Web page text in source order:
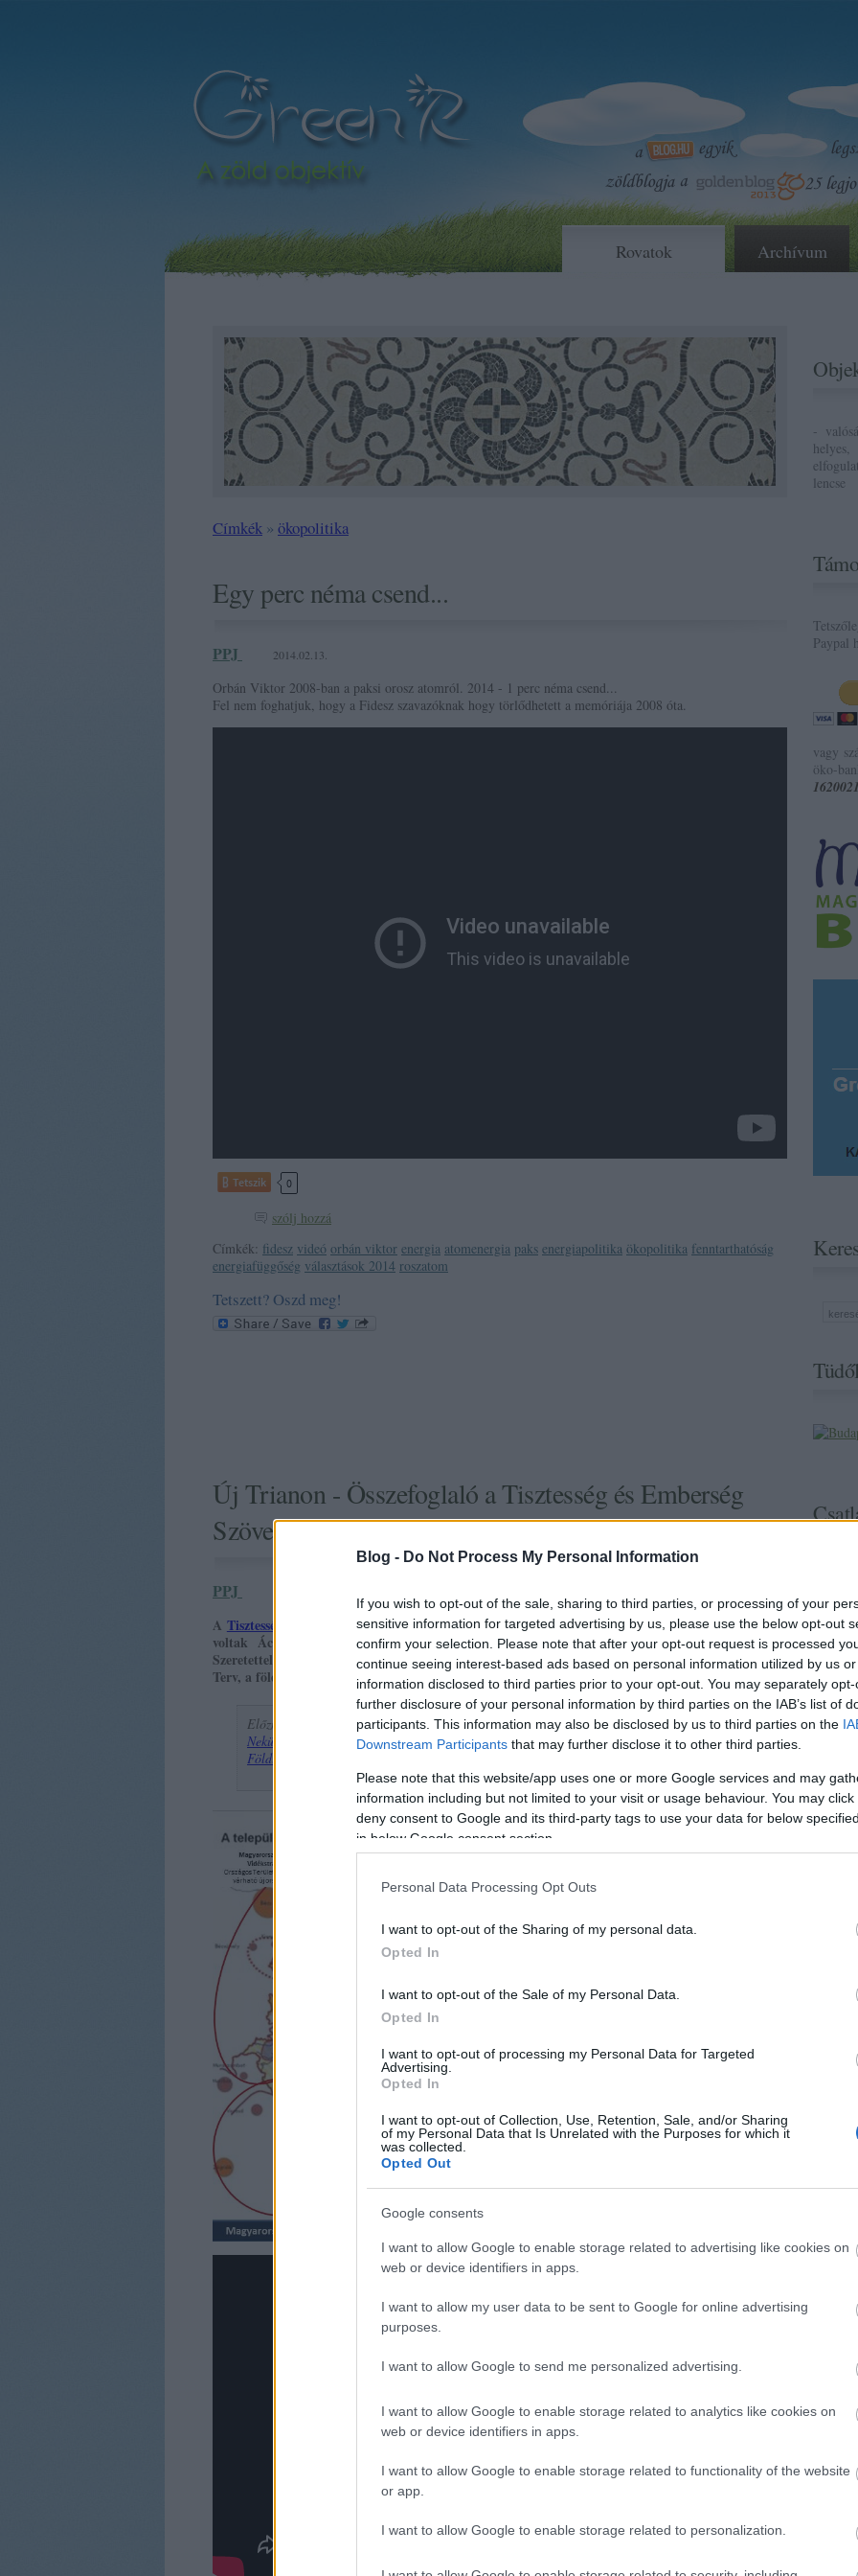
Blog - Do Not Process My Personal Information
If you wish to opt-out of the sale, sharing to third parties, or processing of your
sensitive information for targeted advertising by us, please use the below opt-out
confirm your selection. Please note that after your opt-out request is processed
continue seeing interest-based ads based on personal information utilized by us
information disclosed to third parties prior to your opt-out. You may separately
further disclosure of your personal information by third parties on the IAB’s list of
participants. This information may also be disclosed by us to third parties on the
Downstream Participants that may further disclose it to other third parties.
Please note that this website/app uses one or more Google services and may
information including but not limited to your visit or usage behaviour. You may
deny consent to Google and its third-party tags to use your data for below
in below Google consent section.
Personal Data Processing Opt Outs
I want to opt-out of the Sharing of my personal data.
Opted In
I want to opt-out of the Sale of my Personal Data.
Opted In
I want to opt-out of processing my Personal Data for Targeted
Advertising.
Opted In
I want to opt-out of Collection, Use, Retention, Sale, and/or Sharing
of my Personal Data that Is Unrelated with the Purposes for which it
was collected.
Opted Out
Google consents
I want to allow Google to enable storage related to advertising like cookies on
web or device identifiers in apps.
I want to allow my user data to be sent to Google for online advertising
purposes.
I want to allow Google to send me personalized advertising.
I want to allow Google to enable storage related to analytics like cookies on
web or device identifiers in apps.
I want to allow Google to enable storage related to functionality of the website
or app.
I want to allow Google to enable storage related to personalization.
Archívum
Rovatok
Címkék » ökopolitika
Egy perc néma csend...
PPJ 2014.02.13.
Orbán Viktor 2008-ban a paksi orosz atomról. 2014 - 1 perc néma csend...
Fel nem foghatjuk, hogy a Fidesz szavazóknak hogy törlődhetett a memóriája 2008 óta.
Tetszik 0
szólj hozzá
Címkék: fidesz videó orbán viktor energia atomenergia paks energiapolitika ökopolitika fenntarthatóság
energiafüggőség választások 2014 roszatom
Tetszett? Oszd meg!
Új Trianon - Összefoglaló a Tisztesség és Emberség
Szövetsége debreceni fórumáról
PPJ
A Tisztesség és Emberség Szövetségénekmásodik 2014-es állomása Debrecenben volt. Felszólalóink
voltak Ács Sándorné, Ángyán József, Horváth András, Kassai Zsolt és Léhmann György.
Szeretettel várjuk további rendezvényeinken! Kassai Zsolt építész az Országos Területrendezési
Terv, a földforgalmi törvény és a légiesülő határok miatt kialakuló "Új Trianonról" beszélt!
Előzmények a témában a GreenR blogról:
Nekünk nem a pénz a Hazánk!-2013.05.24.
Földügy svindli - "második Trianon" közeleg!
2013.06.04.
-
lencse
Paypal
vagy
öko-